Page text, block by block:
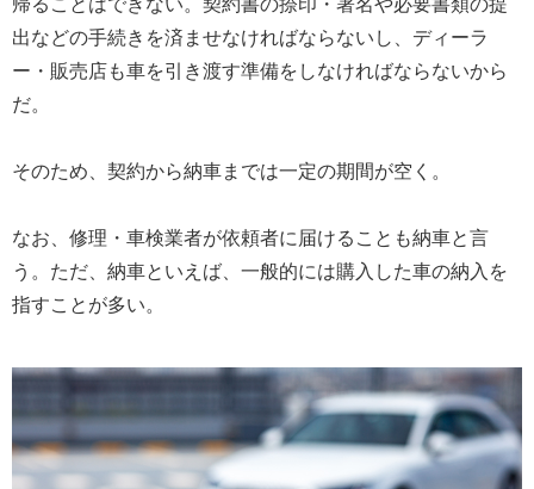
帰ることはできない。契約書の捺印・署名や必要書類の提
出などの手続きを済ませなければならないし、ディーラ
ー・販売店も車を引き渡す準備をしなければならないから
だ。
そのため、契約から納車までは一定の期間が空く。
なお、修理・車検業者が依頼者に届けることも納車と言
う。ただ、納車といえば、一般的には購入した車の納入を
指すことが多い。